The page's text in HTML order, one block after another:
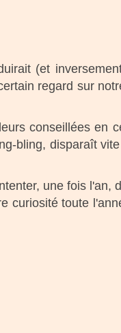
(et
regard sur
conseillées en
bling, disparaît
une fois l'an,
curiosité toute